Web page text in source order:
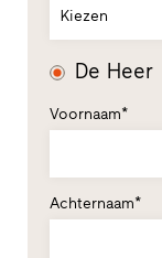
Kiezen
De Heer
Voornaam*
Achternaam*